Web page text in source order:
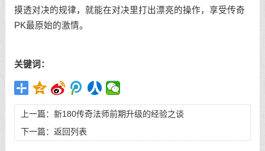
摸透对决的规律，就能在对决里打出漂亮的操作，享受传奇
PK最原始的激情。
关键词：
上一篇： 新180传奇法师前期升级的经验之谈
下一篇： 返回列表